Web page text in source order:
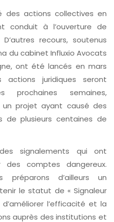
des actions collectives en
conduit à l’ouverture de
recours, soutenus
du cabinet Influxio Avocats
ont été lancés en mars
actions juridiques seront
prochaines semaines,
projet ayant causé des
de plusieurs centaines de
signalements qui ont
comptes dangereux.
préparons d’ailleurs un
le statut de « Signaleur
l’efficacité et la
auprès des institutions et